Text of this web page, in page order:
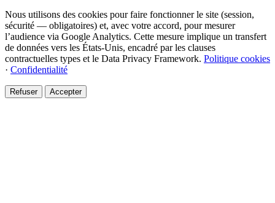
Nous utilisons des cookies pour faire fonctionner le site (session,
sécurité — obligatoires) et, avec votre accord, pour mesurer
l’audience via Google Analytics. Cette mesure implique un transfert
de données vers les États-Unis, encadré par les clauses
contractuelles types et le Data Privacy Framework. Politique cookies
· Confidentialité
Refuser Accepter